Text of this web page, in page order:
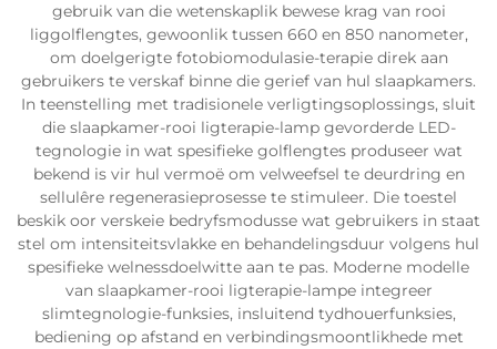
gebruik van die wetenskaplik bewese krag van rooi
liggolflengtes, gewoonlik tussen 660 en 850 nanometer,
om doelgerigte fotobiomodulasie-terapie direk aan
gebruikers te verskaf binne die gerief van hul slaapkamers.
In teenstelling met tradisionele verligtingsoplossings, sluit
die slaapkamer-rooi ligterapie-lamp gevorderde LED-
tegnologie in wat spesifieke golflengtes produseer wat
bekend is vir hul vermoë om velweefsel te deurdring en
sellulêre regenerasieprosesse te stimuleer. Die toestel
beskik oor verskeie bedryfsmodusse wat gebruikers in staat
stel om intensiteitsvlakke en behandelingsduur volgens hul
spesifieke welnessdoelwitte aan te pas. Moderne modelle
van slaapkamer-rooi ligterapie-lampe integreer
slimtegnologie-funksies, insluitend tydhouerfunksies,
bediening op afstand en verbindingsmoontlikhede met